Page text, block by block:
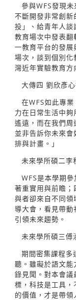
參與WFS發現
不斷開發非常創
投」、給青年人
教育場次中發表
一教育平台的發
場次，談到個別
灣近年實驗教育方
大傳四 劉欣彥心
在WFS如此專
力在日常生活中
遙遠，而在我們周
並非告訴你未來
排與計畫。」
未來學所碩二李
WFS是本學期
著重實用與前瞻
與者卻來自不同領
導大會，看見帶
引領未來趨勢。
未來學所碩三傅
期間密集課程多
聽。雖礙於語文
錄見聞。對本會議
標，科技是工具
的價值，才是帶領